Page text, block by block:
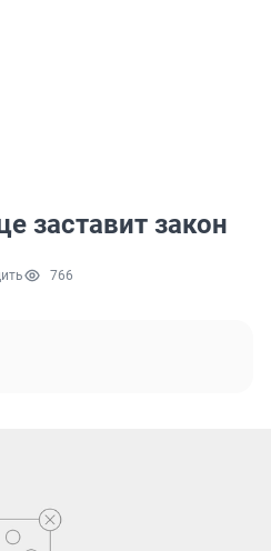
заставит закон
766